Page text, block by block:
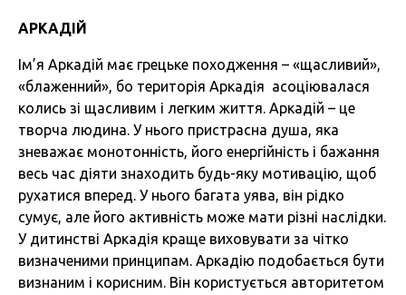
АРКАДІЙ
Ім’я Аркадій має грецьке походження – «щасливий»,
«блаженний», бо територія Аркадія асоціювалася
колись зі щасливим і легким життя. Аркадій – це
творча людина. У нього пристрасна душа, яка
зневажає монотонність, його енергійність і бажання
весь час діяти знаходить будь-яку мотивацію, щоб
рухатися вперед. У нього багата уява, він рідко
сумує, але його активність може мати різні наслідки.
У дитинстві Аркадія краще виховувати за чітко
визначеними принципам. Аркадію подобається бути
визнаним і корисним. Він користується авторитетом